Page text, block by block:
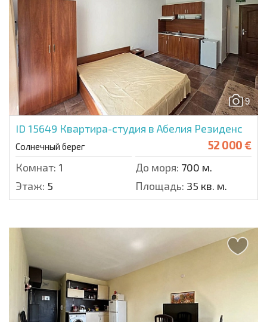
9
ID 15649 Квартира-студия в Абелия Резиденс
Солнечный берег 52 000 €
Комнат: 1 До моря: 700 м.
Этаж: 5 Площадь: 35 кв. м.